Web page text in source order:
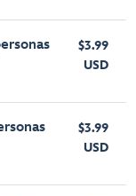
$3.99
USD
$3.99
USD